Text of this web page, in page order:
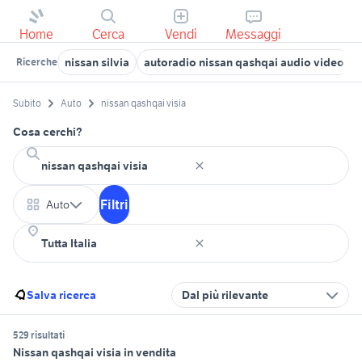
Home Cerca Vendi Messaggi
Ricerche nissan silvia autoradio nissan qashqai audio video
Subito Auto nissan qashqai visia
Cosa cerchi?
Auto Filtri
Salva ricerca Dal più rilevante
529 risultati
Nissan qashqai visia in vendita